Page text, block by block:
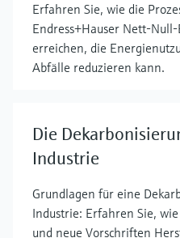
Erfahren Sie, wie die
Endress+Hauser Nett-
erreichen, die
Abfälle reduzieren kann.
Die
Industrie
Grundlagen für eine
Industrie: Erfahren Sie,
und neue Vorschriften